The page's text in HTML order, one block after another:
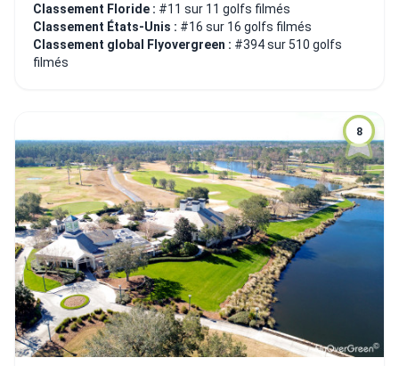
Classement Floride : #11 sur 11 golfs filmés
Classement États-Unis : #16 sur 16 golfs filmés
Classement global Flyovergreen : #394 sur 510 golfs
filmés
8